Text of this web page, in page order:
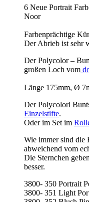
6 Neue Portrait
Noor
Farbenprächtige
Der Abrieb ist sehr
Der Polycolor –
großen Loch vom
Länge 175mm, Ø
Der Polycolorl
Einzelstifte.
Oder im Set im
Wie immer sind die
abweichend vom
Die Sternchen
besser.
3800- 350 Portrait
3800- 351 Light